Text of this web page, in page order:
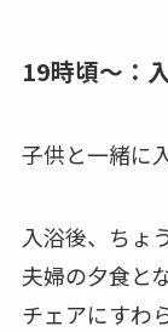
19時頃～：
子供と一緒に
入浴後、ちょ
夫婦の夕食と
チェアにすわ